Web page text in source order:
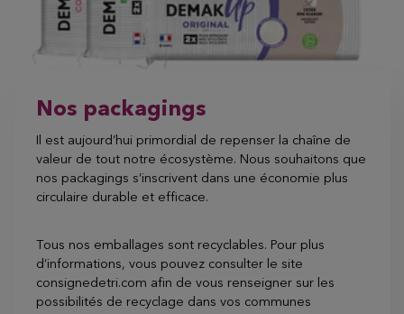
Nos packagings
Il est aujourd’hui primordial de repenser la chaîne de
valeur de tout notre écosystème. Nous souhaitons que
nos packagings s’inscrivent dans une économie plus
circulaire durable et efficace.
Tous nos emballages sont recyclables. Pour plus
d’informations, vous pouvez consulter le site
consignedetri.com afin de vous renseigner sur les
possibilités de recyclage dans vos communes